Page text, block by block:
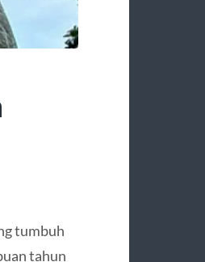
tumbuh
tahun